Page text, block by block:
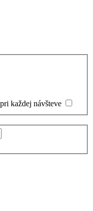
každej návšteve